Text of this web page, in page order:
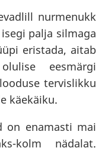
nurmenukk
palja silmaga
eristada, aitab
eesmärgi
tervislikku
käekäiku.
on enamasti mai
kolm nädalat.